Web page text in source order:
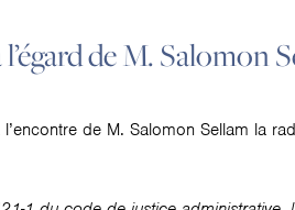
de M. Salomon
de M. Salomon Sellam la